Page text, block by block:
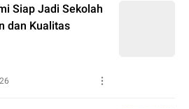
Siap Jadi Sekolah
dan Kualitas